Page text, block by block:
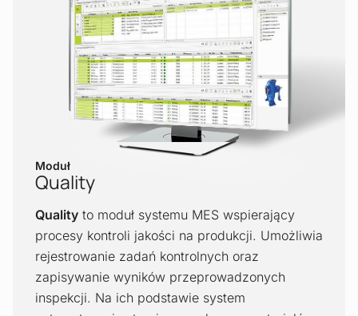
Moduł
Quality
Quality to moduł systemu MES wspierający
procesy kontroli jakości na produkcji. Umożliwia
rejestrowanie zadań kontrolnych oraz
zapisywanie wyników przeprowadzonych
inspekcji. Na ich podstawie system